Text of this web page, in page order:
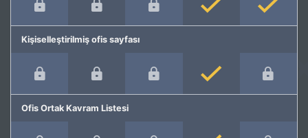
Kişiselleştirilmiş ofis sayfası
Ofis Ortak Kavram Listesi